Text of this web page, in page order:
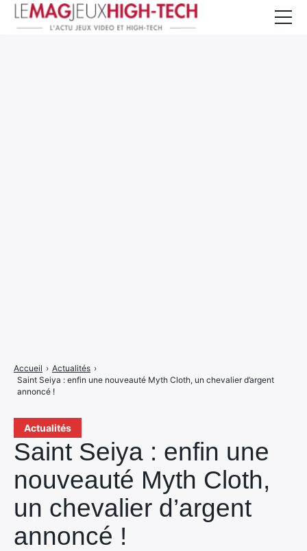
Actualités
Saint Seiya : enfin une
nouveauté Myth Cloth,
un chevalier d’argent
annoncé !
Accueil › Actualités ›
Saint Seiya : enfin une nouveauté Myth Cloth, un chevalier d’argent
annoncé !